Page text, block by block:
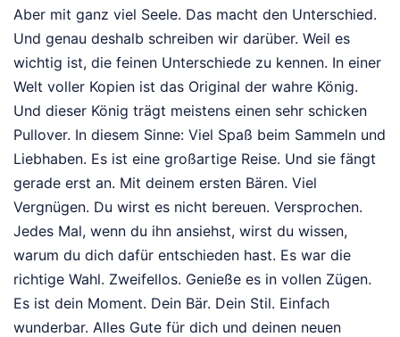
Aber mit ganz viel Seele. Das macht den Unterschied.
Und genau deshalb schreiben wir darüber. Weil es
wichtig ist, die feinen Unterschiede zu kennen. In einer
Welt voller Kopien ist das Original der wahre König.
Und dieser König trägt meistens einen sehr schicken
Pullover. In diesem Sinne: Viel Spaß beim Sammeln und
Liebhaben. Es ist eine großartige Reise. Und sie fängt
gerade erst an. Mit deinem ersten Bären. Viel
Vergnügen. Du wirst es nicht bereuen. Versprochen.
Jedes Mal, wenn du ihn ansiehst, wirst du wissen,
warum du dich dafür entschieden hast. Es war die
richtige Wahl. Zweifellos. Genieße es in vollen Zügen.
Es ist dein Moment. Dein Bär. Dein Stil. Einfach
wunderbar. Alles Gute für dich und deinen neuen